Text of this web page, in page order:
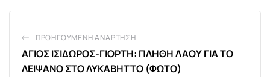
ΠΡΟΗΓΟΎΜΕΝΗ ΑΝΆΡΤΗΣΗ
ΑΓΙΟΣ ΙΣΙΔΩΡΟΣ-ΓΙΟΡΤΗ: ΠΛΗΘΗ ΛΑΟΥ ΓΙΑ ΤΟ
ΛΕΙΨΑΝΟ ΣΤΟ ΛΥΚΑΒΗΤΤΟ (ΦΩΤΟ)